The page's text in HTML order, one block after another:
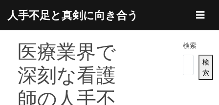
content
人手不足と真剣に向き合う
医療業界で
深刻な看護
師の人手不
検索
検
索